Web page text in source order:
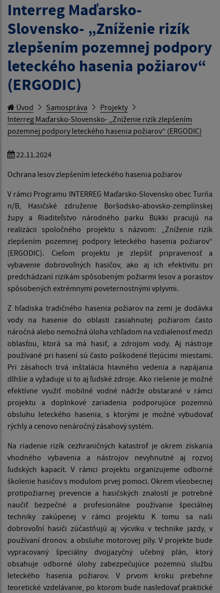
Interreg Maďarsko-
Slovensko- „Zníženie rizík
zlepšením pozemnej podpory
leteckého hasenia požiarov“
(ERGODIC)
Úvod Samospráva
Projekty
Interreg Maďarsko-Slovensko- „Zníženie rizík zlepšením
pozemnej podpory leteckého hasenia požiarov“ (ERGODIC)
22.11.2024
Ochrana lesov zlepšením leteckého hasenia požiarov
V rámci Programu INTERREG Maďarsko-Slovensko obec Turňa
n/B, Hasičské združenie Boršodsko-abovsko-zemplínskej
župy a Riaditeľstvo národného parku Bükki pracujú na
realizácii spoločného projektu s názvom: „Zníženie rizík
zlepšením pozemnej podpory leteckého hasenia požiarov“
(ERGODIC). Cieľom projektu je zlepšiť pripravenosť a
vybavenie dobrovoľných hasičov, ako aj ich efektivitu pri
predchádzaní rizikám spôsobeným požiarmi lesov a porastov
spôsobených extrémnymi poveternostnými vplyvmi.
Z hľadiska tradičného hasenia požiarov na zemi je dodávka
vody na hasenie do oblasti zasiahnutej požiarom často
náročná alebo nemožná úloha vzhľadom na vzdialenosť medzi
oblasťou, ktorá sa má hasiť, a zdrojom vody. Aj nástroje
používané pri hasení sú často poškodené tlejúcimi miestami.
Pri zásahoch trvá inštalácia hlavného vedenia a napájania
dlhšie a vyžaduje si to aj ľudské zdroje. Ako riešenie je možné
efektívne využiť mobilné vodné nádrže obstarané v rámci
projektu a doplnkové zariadenia podporujúce pozemnú
obsluhu leteckého hasenia, s ktorými je možné vybudovať
rýchly a cenovo nenáročný zásahový systém.
Na riadenie rizík cezhraničných katastrof je okrem získania
vhodného vybavenia a nástrojov nevyhnutné aj rozvoj
ľudských kapacít. V rámci projektu organizujeme odborné
školenie hasičov s modulom prvej pomoci. Okrem všeobecnej
protipožiarnej prevencie a hasičských znalostí je potrebné
naučiť bezpečné a profesionálne používanie špeciálnej
techniky zakúpenej v rámci projektu K tomu sa naši
dobrovoľní hasiči zúčastňujú aj výcviku v technike jazdy, v
používaní dronov. a obsluhe motorovej píly. V projekte bude
vypracovaný špeciálny dvojjazyčný učebný plán, ktorý
obsahuje odborné úlohy zabezpečujúce pozemnú službu
leteckého hasenia požiarov. V prvom kroku prebehne
teoretické vzdelávanie, po ktorom bude nasledovať praktické